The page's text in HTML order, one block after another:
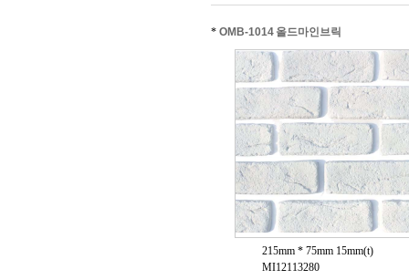
* OMB-1014 올드마인브릭
215mm * 75mm 15mm(t)
MI12113280